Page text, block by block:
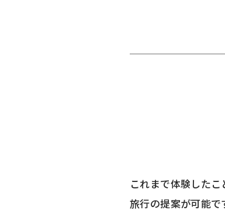
これまで体験した
旅行の提案が可能で